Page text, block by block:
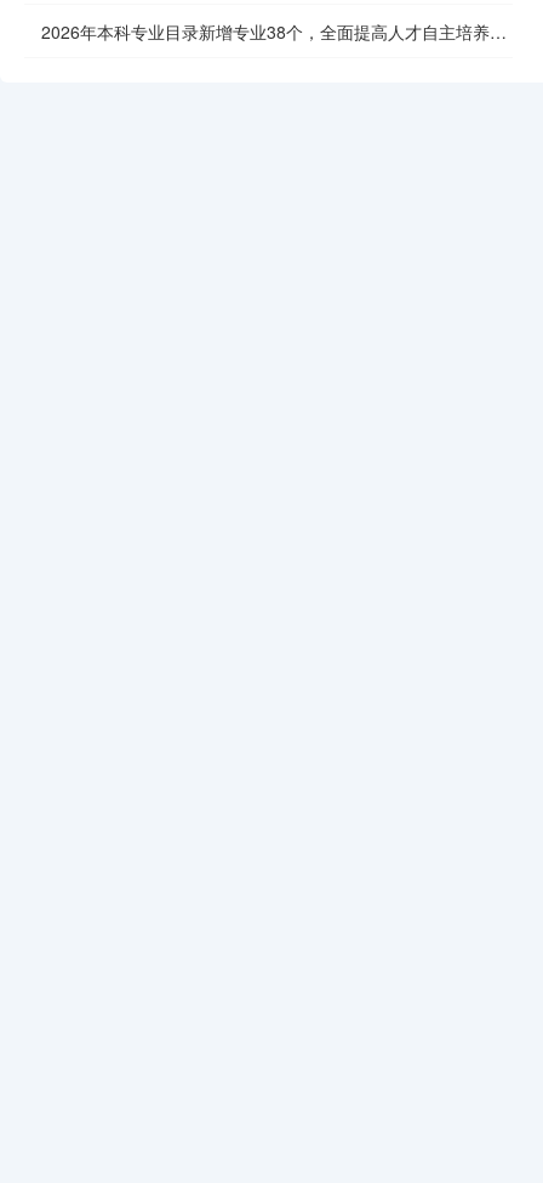
2026年本科专业目录新增专业38个，全面提高人才自主培养质